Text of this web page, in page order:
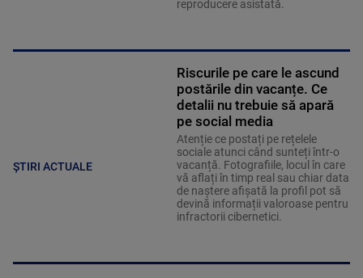
reproducere asistată.
ȘTIRI ACTUALE
Riscurile pe care le ascund
postările din vacanțe. Ce
detalii nu trebuie să apară
pe social media
Atenție ce postați pe rețelele
sociale atunci când sunteți într-o
vacanță. Fotografiile, locul în care
vă aflați în timp real sau chiar data
de naștere afișată la profil pot să
devină informații valoroase pentru
infractorii cibernetici.